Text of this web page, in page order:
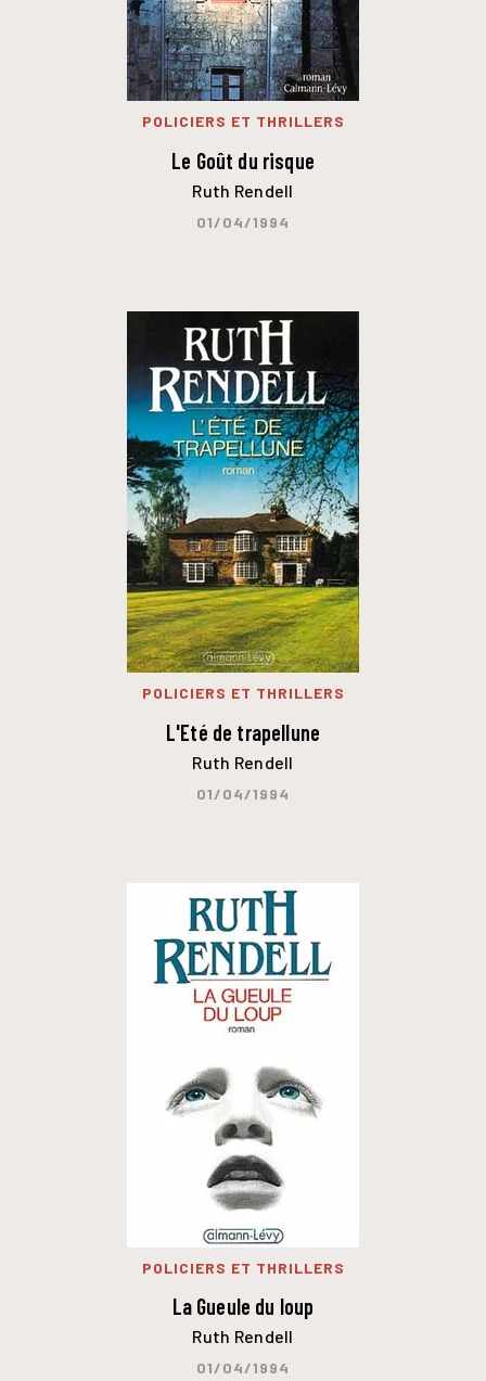
POLICIERS ET THRILLERS
Le Goût du risque
Ruth Rendell
01/04/1994
POLICIERS ET THRILLERS
L'Eté de trapellune
Ruth Rendell
01/04/1994
POLICIERS ET THRILLERS
La Gueule du loup
Ruth Rendell
01/04/1994